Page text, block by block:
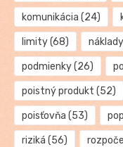
komunikácia (24)
limity(68) náklady
podmienky(26)
poistný produkt (52)
poisťovňa (53)
riziká (56)